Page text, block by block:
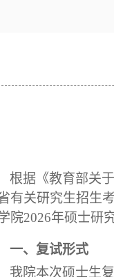
根据《教育部关
有关研究生招生
院2026年硕士研
一、复试形式
我院本次硕士生